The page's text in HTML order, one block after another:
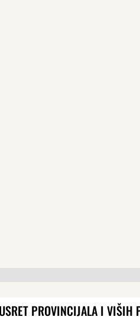
PROVINCIJALA I VIŠIH